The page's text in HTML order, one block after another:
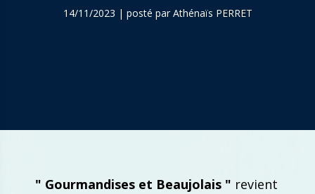
14/11/2023 | posté par Athénaïs PERRET
" Gourmandises et Beaujolais " revient